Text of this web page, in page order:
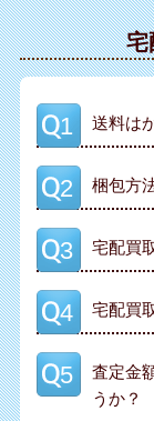
宅
送料は
梱包方
宅配買
宅配買
査定金
うか？